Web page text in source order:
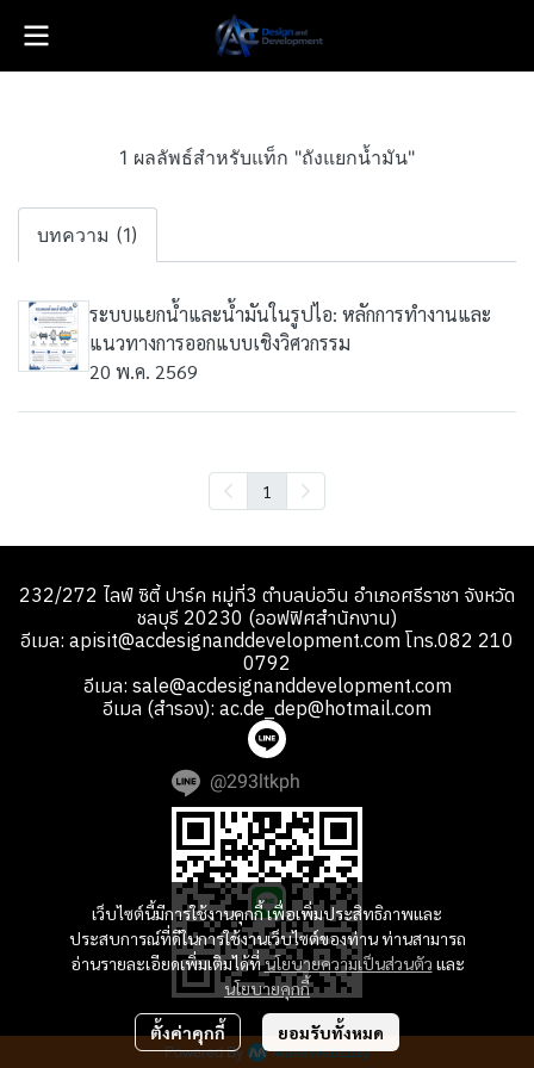
1 ผลลัพธ์สำหรับแท็ก "ถังแยกน้ำมัน"
บทความ (1)
ระบบแยกน้ำและน้ำมันในรูปไอ: หลักการทำงานและ
แนวทางการออกแบบเชิงวิศวกรรม
20 พ.ค. 2569
1
เว็บไซต์นี้มีการใช้งานคุกกี้ เพื่อเพิ่มประสิทธิภาพและ
ประสบการณ์ที่ดีในการใช้งานเว็บไซต์ของท่าน ท่านสามารถ
อ่านรายละเอียดเพิ่มเติมได้ที่นโยบายความเป็นส่วนตัว และ
นโยบายคุกกี้
ตั้งค่าคุกกี้ ยอมรับทั้งหมด
232/272 ไลฟ์ ซิตี้ ปาร์ค หมู่ที่3 ตำบลบ่อวิน อำเภอศรีราชา จังหวัด
ชลบุรี 20230 (ออฟฟิศสำนักงาน)
อีเมล: apisit@acdesignanddevelopment.com โทร.082 210
0792
อีเมล: sale@acdesignanddevelopment.com
อีเมล (สำรอง): ac.de_dep@hotmail.com
@293ltkph
Powered By MakeWebEasy